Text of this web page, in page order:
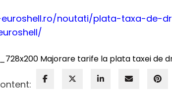
noutati/plata-taxa-de-